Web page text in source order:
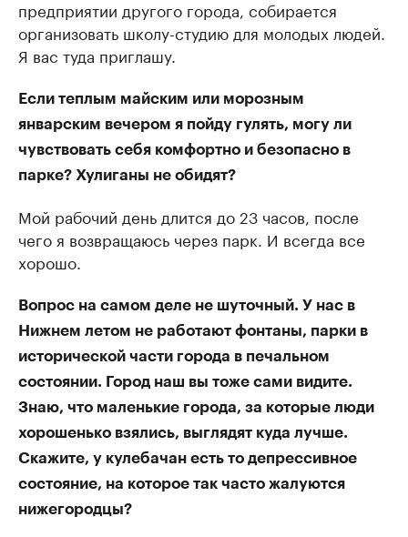
предприятии другого города, собирается
организовать школу-студию для молодых людей.
Я вас туда приглашу.
Если теплым майским или морозным
январским вечером я пойду гулять, могу ли
чувствовать себя комфортно и безопасно в
парке? Хулиганы не обидят?
Мой рабочий день длится до 23 часов, после
чего я возвращаюсь через парк. И всегда все
хорошо.
Вопрос на самом деле не шуточный. У нас в
Нижнем летом не работают фонтаны, парки в
исторической части города в печальном
состоянии. Город наш вы тоже сами видите.
Знаю, что маленькие города, за которые люди
хорошенько взялись, выглядят куда лучше.
Скажите, у кулебачан есть то депрессивное
состояние, на которое так часто жалуются
нижегородцы?